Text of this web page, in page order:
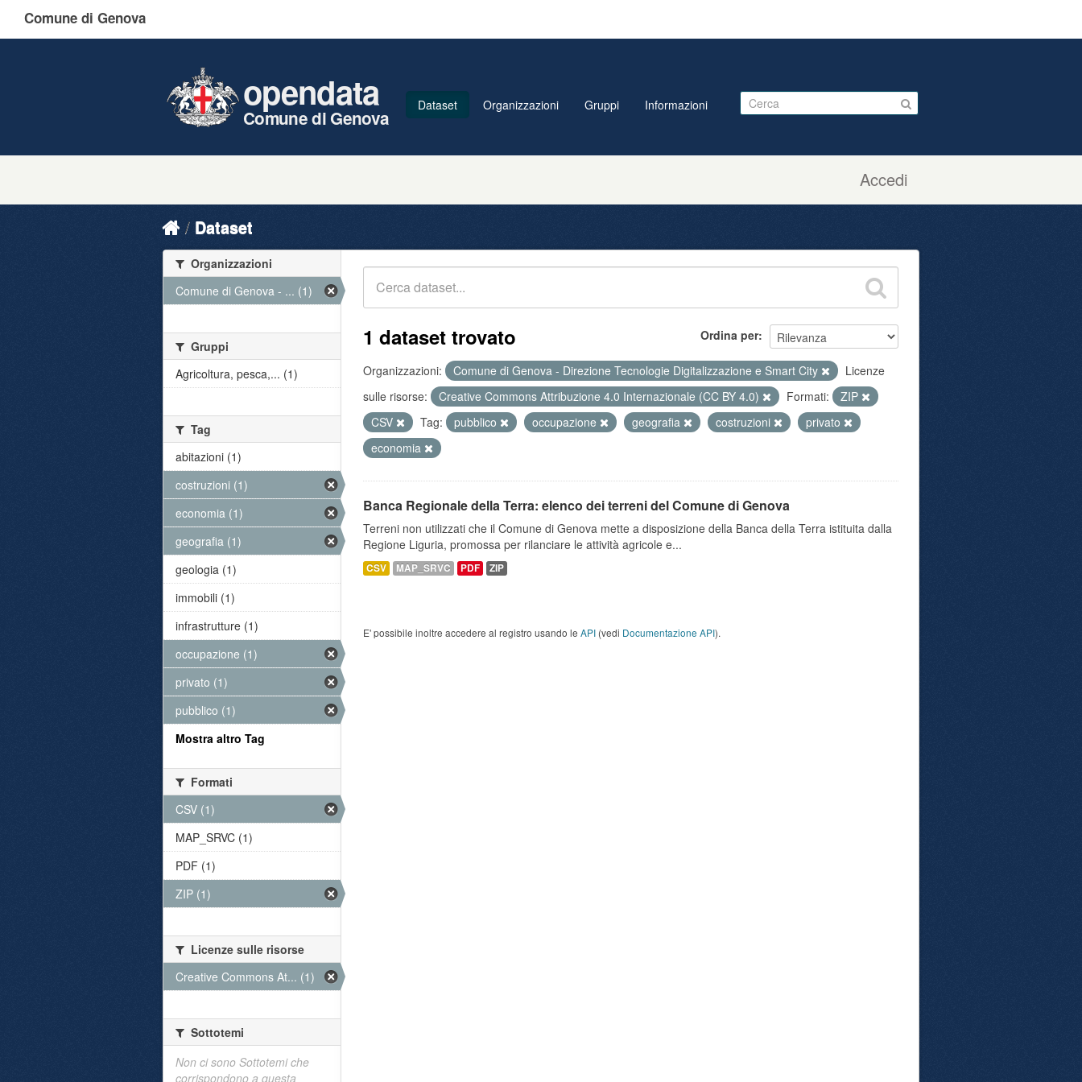
Comune di Genova
Accedi
opendata
Comune di Genova
Dataset Organizzazioni Gruppi Informazioni
Dataset
Ordina per
1 dataset trovato
Organizzazioni: Comune di Genova - Direzione Tecnologie Digitalizzazione e Smart City
Licenze
sulle risorse:
Creative Commons Attribuzione 4.0 Internazionale (CC BY 4.0) Formati:
ZIP
CSV
Tag: pubblico occupazione geografia costruzioni
privato
economia
Banca Regionale della Terra: elenco dei terreni del Comune di Genova
Terreni non utilizzati che il Comune di Genova mette a disposizione della Banca della Terra istituita dalla
Regione Liguria, promossa per rilanciare le attività agricole e...
CSV MAP_SRVC PDF ZIP
E' possibile inoltre accedere al registro usando le API (vedi Documentazione API).
Organizzazioni
Comune di Genova - ... (1)
Gruppi
Agricoltura, pesca,... (1)
Tag
abitazioni (1)
costruzioni (1)
economia (1)
geografia (1)
geologia (1)
immobili (1)
infrastrutture (1)
occupazione (1)
privato (1)
pubblico (1)
Mostra altro Tag
Formati
CSV (1)
MAP_SRVC (1)
PDF (1)
ZIP (1)
Licenze sulle risorse
Creative Commons At... (1)
Sottotemi
Non ci sono Sottotemi che
corrispondono a questa